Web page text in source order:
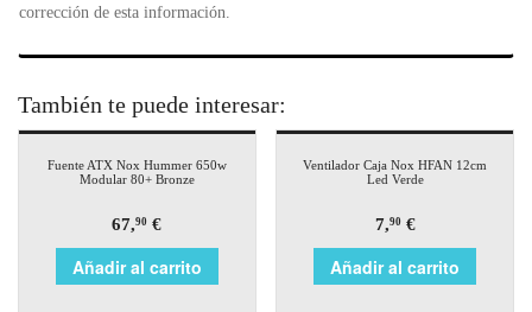
corrección de esta información.
También te puede interesar:
Fuente ATX Nox Hummer 650w
Modular 80+ Bronze
67,90 €
Añadir al carrito
Ventilador Caja Nox HFAN 12cm
Led Verde
7,90€
Añadir al carrito